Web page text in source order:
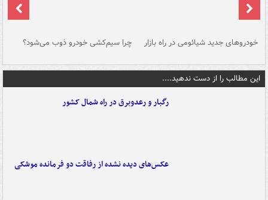
خودروهای جدید شیائومی در راه بازار چرا سیم‌کشی خودرو ذوب می‌شود؟
این مطالب را از دست ندهید....
رگبار و رعدوبرق در راه شمال کشور
عکس‌های دیده نشده از رفاقت دو فرمانده‌ موشکی